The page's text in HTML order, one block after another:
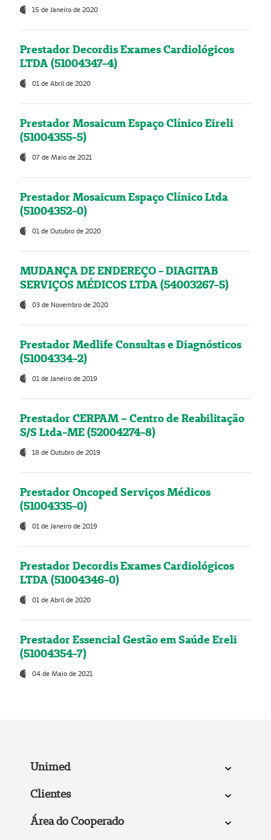
15 de Janeiro de 2020
Prestador Decordis Exames Cardiológicos
LTDA (51004347-4)
01 de Abril de 2020
Prestador Mosaicum Espaço Clínico Eireli
(51004355-5)
07 de Maio de 2021
Prestador Mosaicum Espaço Clínico Ltda
(51004352-0)
01 de Outubro de 2020
MUDANÇA DE ENDEREÇO - DIAGITAB
SERVIÇOS MÉDICOS LTDA (54003267-5)
03 de Novembro de 2020
Prestador Medlife Consultas e Diagnósticos
(51004334-2)
01 de Janeiro de 2019
Prestador CERPAM – Centro de Reabilitação
S/S Ltda-ME (52004274-8)
18 de Outubro de 2019
Prestador Oncoped Serviços Médicos
(51004335-0)
01 de Janeiro de 2019
Prestador Decordis Exames Cardiológicos
LTDA (51004346-0)
01 de Abril de 2020
Prestador Essencial Gestão em Saúde Ereli
(51004354-7)
04 de Maio de 2021
Unimed
Clientes
Área do Cooperado